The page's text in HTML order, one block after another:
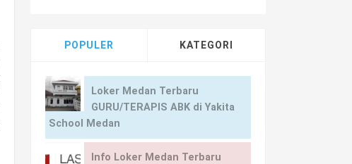
POPULER KATEGORI
Loker Medan Terbaru
GURU/TERAPIS ABK di Yakita
School Medan
Info Loker Medan Terbaru